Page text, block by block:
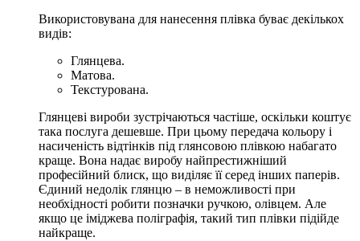
Використовувана для нанесення плівка буває декількох
видів:
Глянцева.
Матова.
Текстурована.
Глянцеві вироби зустрічаються частіше, оскільки коштує
така послуга дешевше. При цьому передача кольору і
насиченість відтінків під глянсовою плівкою набагато
краще. Вона надає виробу найпрестижніший
професійний блиск, що виділяє її серед інших паперів.
Єдиний недолік глянцю – в неможливості при
необхідності робити позначки ручкою, олівцем. Але
якщо це іміджева поліграфія, такий тип плівки підійде
найкраще.